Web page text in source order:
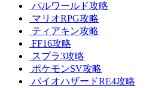
パルワールド攻略
マリオRPG攻略
ティアキン攻略
FF16攻略
スプラ3攻略
ポケモンSV攻略
バイオハザードRE4攻略